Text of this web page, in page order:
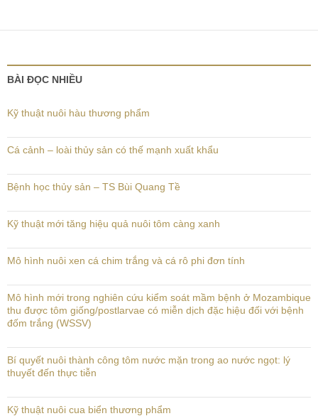
BÀI ĐỌC NHIỀU
Kỹ thuật nuôi hàu thương phẩm
Cá cảnh – loài thủy sản có thế mạnh xuất khẩu
Bệnh học thủy sản – TS Bùi Quang Tề
Kỹ thuật mới tăng hiệu quả nuôi tôm càng xanh
Mô hình nuôi xen cá chim trắng và cá rô phi đơn tính
Mô hình mới trong nghiên cứu kiểm soát mầm bệnh ở Mozambique
thu được tôm giống/postlarvae có miễn dịch đặc hiệu đối với bệnh
đốm trắng (WSSV)
Bí quyết nuôi thành công tôm nước mặn trong ao nước ngọt: lý
thuyết đến thực tiễn
Kỹ thuật nuôi cua biển thương phẩm